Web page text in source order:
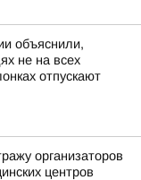
объяснили,
не на всех
отпускают
организаторов
центров